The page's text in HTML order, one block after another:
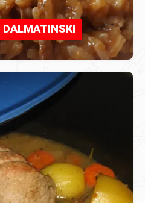
DALMATINSKI